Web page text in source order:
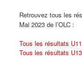
Retrouvez tous les
Mai 2023 de l’OLC :
Tous les résultats U11
Tous les résultats U13